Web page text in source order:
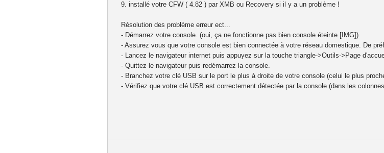
9. installé votre CFW ( 4.82 ) par XMB ou Recovery si il y a un problème !
Résolution des problème erreur ect...
- Démarrez votre console. (oui, ça ne fonctionne pas bien console éteinte [​IMG])
- Assurez vous que votre console est bien connectée à votre réseau domestique. De
- Lancez le navigateur internet puis appuyez sur la touche triangle->Outils->Page
- Quittez le navigateur puis redémarrez la console.
- Branchez votre clé USB sur le port le plus à droite de votre console (celui le plus
- Vérifiez que votre clé USB est correctement détectée par la console (dans les